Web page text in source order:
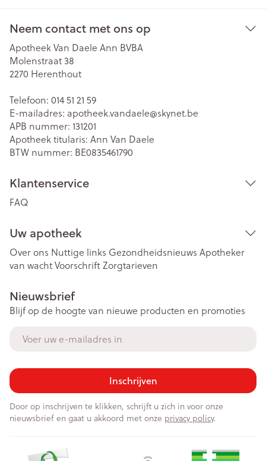
Neem contact met ons op
Apotheek Van Daele Ann BVBA
Molenstraat 38
2270 Herenthout
Telefoon: 014 51 21 59
E-mailadres: apotheek.vandaele@skynet.be
APB nummer: 131201
Apotheek titularis: Ann Van Daele
BTW nummer: BE0835461790
Klantenservice
FAQ
Uw apotheek
Over ons Nuttige links Gezondheidsnieuws Apotheker
van wachtVoorschriftZorgtarieven
Nieuwsbrief
Blijf op de hoogte van nieuwe producten en promoties
Inschrijven
Door op inschrijven te klikken, schrijft u zich in voor onze
nieuwsbrief en gaat u akkoord met onze privacy policy.